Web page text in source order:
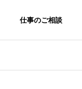
仕事のご相談